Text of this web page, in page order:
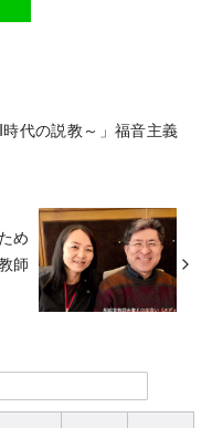
時代の説教～」福音主義
め
師